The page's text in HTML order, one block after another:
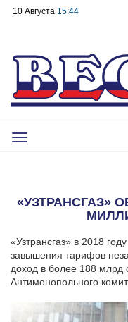
10 Августа 15:44
Toggle
«УЗТРАНСГАЗ»
«Узтрансгаз» в 2018
завышения тарифов
доход в более 188 млрд
Антимонопольного